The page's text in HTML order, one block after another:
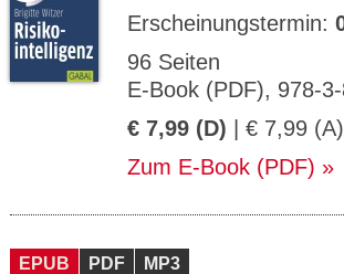
Erscheinungstermin:
96 Seiten
E-Book (PDF), 978-
€ 7,99 (D) | € 7,99 (A)
Zum E-Book (PDF)
EPUB PDF MP3